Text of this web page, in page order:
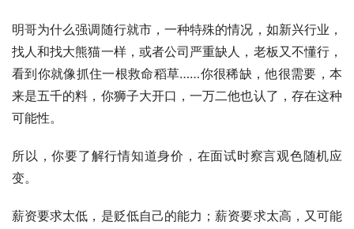
明哥为什么强调随行就市，一种特殊的情况，如新兴行业，
找人和找大熊猫一样，或者公司严重缺人，老板又不懂行，
看到你就像抓住一根救命稻草……你很稀缺，他很需要，本
来是五千的料，你狮子大开口，一万二他也认了，存在这种
可能性。
所以，你要了解行情知道身价，在面试时察言观色随机应
变。
薪资要求太低，是贬低自己的能力；薪资要求太高，又可能